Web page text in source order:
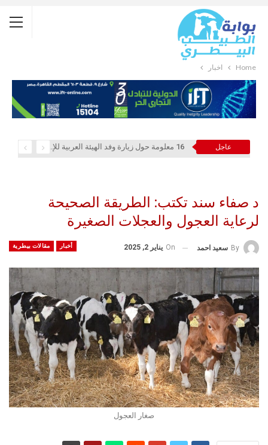
Home أخبار
عاجل 16 معلومة حول زيارة وفد الهيئة العربية للإستثمار والإنماء الزراعي إلي السعودية
د صفاء سند تكتب: الطريقة الصحيحة
لرعاية العجول والعجلات الصغيرة
أخبار مقالات بيطرية By سعيد احمد On يناير 2, 2025
صغار العجول